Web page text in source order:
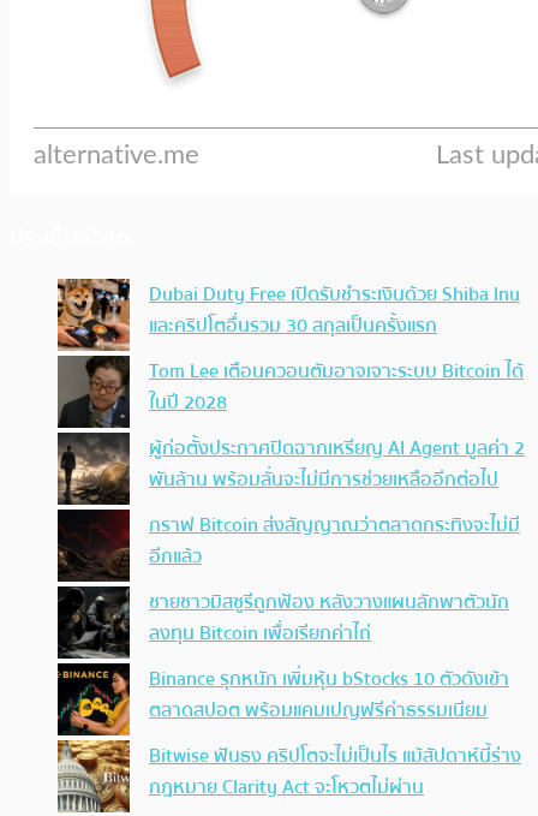
Dubai Duty Free เปิดรับชำระเงินด้วย Shiba Inu
และคริปโตอื่นรวม 30 สกุลเป็นครั้งแรก
Tom Lee เตือนควอนตัมอาจเจาะระบบ Bitcoin ได้
ในปี 2028
ผู้ก่อตั้งประกาศปิดฉากเหรียญ AI Agent มูลค่า 2
พันล้าน พร้อมลั่นจะไม่มีการช่วยเหลืออีกต่อไป
กราฟ Bitcoin ส่งสัญญาณว่าตลาดกระทิงจะไม่มี
อีกแล้ว
ชายชาวมิสซูรีถูกฟ้อง หลังวางแผนลักพาตัวนัก
ลงทุน Bitcoin เพื่อเรียกค่าไถ่
Binance รุกหนัก เพิ่มหุ้น bStocks 10 ตัวดังเข้า
ตลาดสปอต พร้อมแคมเปญฟรีค่าธรรมเนียม
Bitwise ฟันธง คริปโตจะไม่เป็นไร แม้สัปดาห์นี้ร่าง
กฎหมาย Clarity Act จะโหวตไม่ผ่าน